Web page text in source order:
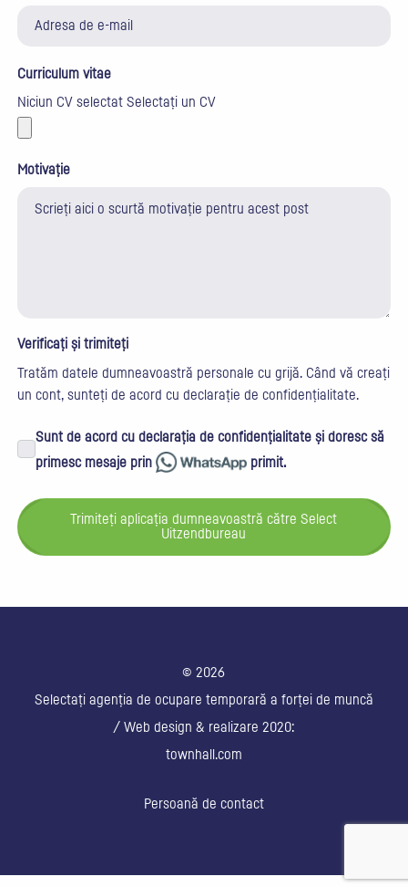
Curriculum vitae
Niciun CV selectat Selectați un CV
Motivație
Verificați și trimiteți
Tratăm datele dumneavoastră personale cu grijă. Când vă creați
un cont, sunteți de acord cu declarație de confidențialitate.
Sunt de acord cu declarația de confidențialitate și doresc să
primesc mesaje prin
primit.
Trimiteți aplicația dumneavoastră către Select
Uitzendbureau
© 2026
Selectați agenția de ocupare temporară a forței de muncă
/ Web design & realizare 2020:
townhall.com
Persoană de contact